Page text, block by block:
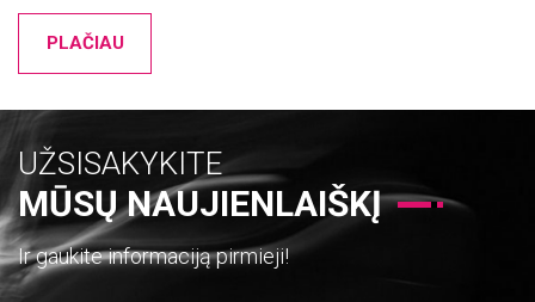
PLAČIAU
UŽSISAKYKITE
MŪSŲ NAUJIENLAIŠKĮ
Ir gaukite informaciją pirmieji!